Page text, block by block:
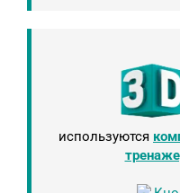
используются